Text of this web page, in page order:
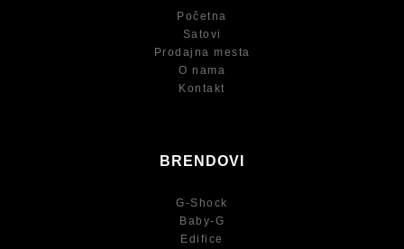
Početna
Satovi
Prodajna mesta
O nama
Kontakt
BRENDOVI
G-Shock
Baby-G
Edifice